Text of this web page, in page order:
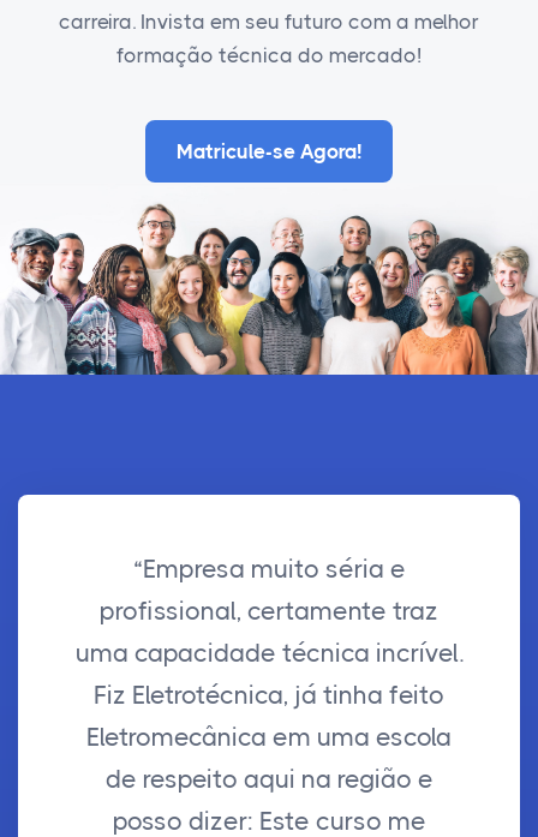
carreira. Invista em seu futuro com a melhor
formação técnica do mercado!
Matricule-se Agora!
“Empresa muito séria e
profissional, certamente traz
uma capacidade técnica incrível.
Fiz Eletrotécnica, já tinha feito
Eletromecânica em uma escola
de respeito aqui na região e
posso dizer: Este curso me